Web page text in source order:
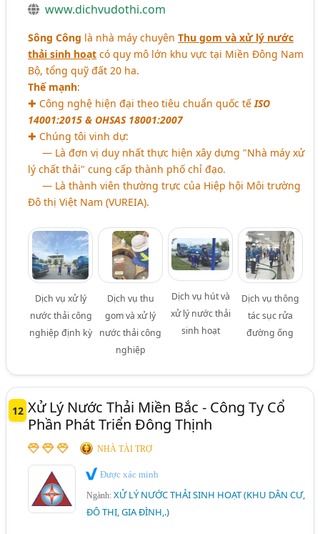
www.dichvudothi.com
Sông Công là nhà máy chuyênThu gom và xử lý nước
thải sinh hoạt có quy mô lớn khu vực tại Miền Đông Nam
Bộ, tổng quỹ đất 20 ha.
Thế mạnh:
✚ Công nghệ hiện đại theo tiêu chuẩn quốc tếISO
14001:2015 & OHSAS 18001:2007
✚ Chúng tôi vinh dự:
― Là đơn vị duy nhất thực hiện xây dựng "Nhà máy xử
lý chất thải" cung cấp thành phố chỉ đạo.
― Là thành viên thường trực của Hiệp hội Môi trường
Đô thị Việt Nam (VUREIA).
Dịch vụ xử lý
nước thải công
nghiệp định kỳ
Dịch vụ thu
gom và xử lý
nước thải công
nghiệp
Dịch vụ hút và
xử lý nước thải
sinh hoạt
Dịch vụ thông
tác sục rửa
đường ống
12 Xử Lý Nước Thải Miền Bắc - Công Ty Cổ
Phần Phát Triển Đông Thịnh
NHÀ TÀI TRỢ
Được xác minh
Ngành:XỬ LÝ NƯỚC THẢI SINH HOẠT (KHU DÂN CƯ,
ĐÔ THỊ, GIA ĐÌNH,.)